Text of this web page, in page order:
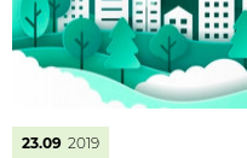
23.09 2019